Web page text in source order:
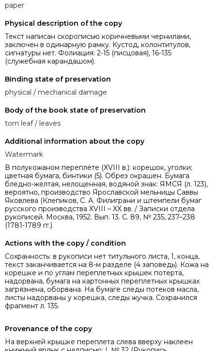
paper
Physical description of the copy
Текст написан скорописью коричневыми чернилами,
заключен в одинарную рамку. Кустод, колонтитулов,
сигнатуры нет. Фолиация: 2-15 (писцовая), 16-135
(служебная карандашом).
Binding state of preservation
physical / mechanical damage
Body of the book state of preservation
torn leaf / leaves
Additional information about the copy
Watermark
В полукожаном переплёте (XVIII в.): корешок, уголки;
цветная бумага, бинтики (5). Обрез окрашен. Бумага
бледно-желтая, нелощенная, водяной знак: ЯМСЯ (л. 123),
вероятно, производство Ярославской мельницы Саввы
Яковлева (Клепиков, С. А. Филиграни и штемпели бумаг
русского производства XVIII – XX вв. / Записки отдела
рукописей. Москва, 1952. Вып. 13. С. 89, № 235, 237–238
(1781-1789 гг.)
Actions with the copy / condition
Сохранность: в рукописи нет титульного листа, 1, конца,
текст заканчивается на 8-м разделе (4 заповедь). Кожа на
корешке и по углам переплетных крышек потерта,
надорвана, бумага на картонных переплетных крышках
загрязнена, оборвана. На бумаге следы потеков масла,
листы надорваны у корешка, следы жучка. Сохранился
фрагмент л. 135.
Provenance of the copy
На верхней крышке переплета слева вверху наклеен